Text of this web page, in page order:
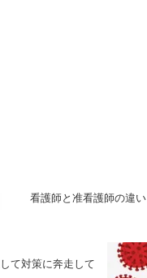
看護師と准看護師の違い
て対策に奔走して